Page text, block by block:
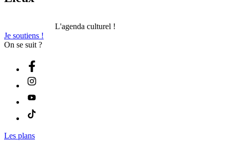
L'agenda culturel !
Je soutiens !
On se suit ?
Les plans